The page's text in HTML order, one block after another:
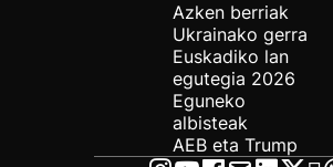
Azken berriak
Ukrainako gerra
Euskadiko lan
egutegia 2026
Eguneko
albisteak
AEB eta Trump